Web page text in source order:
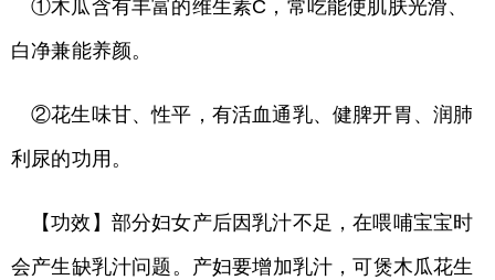
①木瓜含有丰富的维生素C，常吃能使肌肤光滑、
白净兼能养颜。
②花生味甘、性平，有活血通乳、健脾开胃、润肺
利尿的功用。
【功效】部分妇女产后因乳汁不足，在喂哺宝宝时
会产生缺乳汁问题。产妇要增加乳汁，可煲木瓜花生